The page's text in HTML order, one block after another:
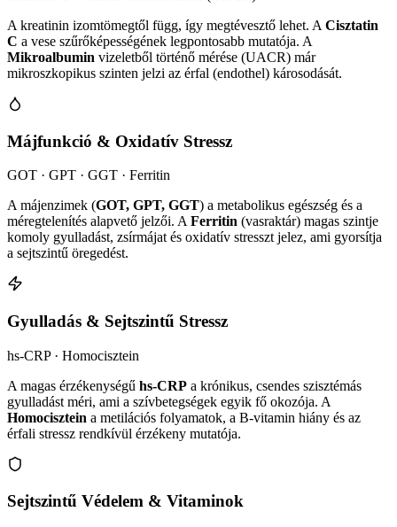
A kreatinin izomtömegtől függ, így megtévesztő lehet. A Cisztatin
C a vese szűrőképességének legpontosabb mutatója. A
Mikroalbumin vizeletből történő mérése (UACR) már
mikroszkopikus szinten jelzi az érfal (endothel) károsodását.
Májfunkció & Oxidatív Stressz
GOT · GPT · GGT · Ferritin
A májenzimek (GOT, GPT, GGT) a metabolikus egészség és a
méregtelenítés alapvető jelzői. A Ferritin (vasraktár) magas szintje
komoly gyulladást, zsírmájat és oxidatív stresszt jelez, ami gyorsítja
a sejtszintű öregedést.
Gyulladás & Sejtszintű Stressz
hs-CRP · Homocisztein
A magas érzékenységű hs-CRP a krónikus, csendes szisztémás
gyulladást méri, ami a szívbetegségek egyik fő okozója. A
Homocisztein a metilációs folyamatok, a B-vitamin hiány és az
érfali stressz rendkívül érzékeny mutatója.
Sejtszintű Védelem & Vitaminok